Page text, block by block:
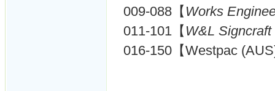
009-088【 Works
011-101【 W&L
016-150【Westpac